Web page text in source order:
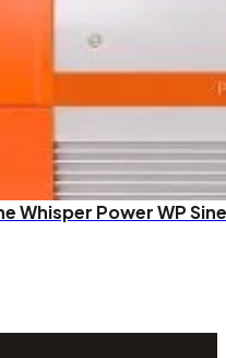
Whisper Power WP Sine